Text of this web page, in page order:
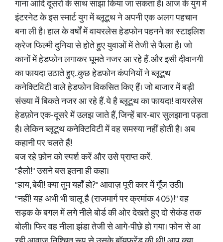
गाना आदि दूसरों के साथ साझा किया जा सकता है। आज के युग में
इंटरनेट के इस स्मार्ट युग में ब्लूटूथ ने अपनी एक अलग पहचान
बना ली है। हाल के वर्षों में वायरलेस हेडफोन पहनने का स्टाइलिश
क्रेज फिल्मी दुनिया से होते हुए युवाओं में तेजी से फैला है। जो
कानों में हेडफोन लगाकर घूमते नजर आ रहे हैं. और इसी दीवानगी
का फायदा उठाते हुए..कुछ हेडफोन कंपनियों ने ब्लूटूथ
कनेक्टिविटी वाले हेडफोन विकसित किए हैं। जो बाजार में बड़ी
संख्या में बिकते नजर आ रहे हैं. ये है ब्लूटूथ का फायदा! वायरलेस
हेडफ़ोन एक-दूसरे में उलझ जाते हैं, जिन्हें बार-बार सुलझाना पड़ता
है। लेकिन ब्लूटूथ कनेक्टिविटी में वह समस्या नहीं होती है। अब
कहानी पर चलते हैं!
बज रहे फ़ोन को स्पर्श करें और उसे प्राप्त करें.
"हैलो!" उसने बस इतना ही कहा।
"हाय, बेबी! क्या तुम यहाँ हो?" आवाज़ पूरी कार में गूँज उठी।
"नहीं! यह अभी भी चालू है (राजमार्ग पर क्रमांक 405)!" वह
सड़क के बगल में लगे नीले बोर्ड की ओर देखते हुए दो सेकंड तक
बोली। फिर वह नीला झंडा तेजी से आगे-पीछे हो गया। फोन से आ